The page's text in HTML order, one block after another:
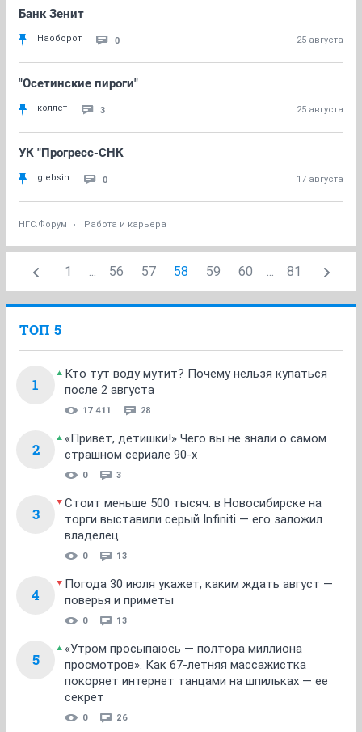
Банк Зенит
Наоборот 0 25 августа
"Осетинские пироги"
коллет 3 25 августа
УК "Прогресс-СНК
glebsin 0 17 августа
НГС.Форум Работа и карьера
1 ... 56 57 58 59 60 ... 81
ТОП 5
1
Кто тут воду мутит? Почему нельзя купаться
после 2 августа
17 411 28
2
«Привет, детишки!» Чего вы не знали о самом
страшном сериале 90-х
0 3
3
Стоит меньше 500 тысяч: в Новосибирске на
торги выставили серый Infiniti — его заложил
владелец
0 13
4
Погода 30 июля укажет, каким ждать август —
поверья и приметы
0 13
5
«Утром просыпаюсь — полтора миллиона
просмотров». Как 67-летняя массажистка
покоряет интернет танцами на шпильках — ее
секрет
0 26